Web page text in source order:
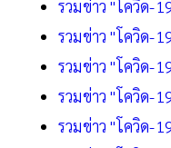
รวมข่าว "โควิด-
รวมข่าว "โควิด-
รวมข่าว "โควิด-
รวมข่าว "โควิด-
รวมข่าว "โควิด-